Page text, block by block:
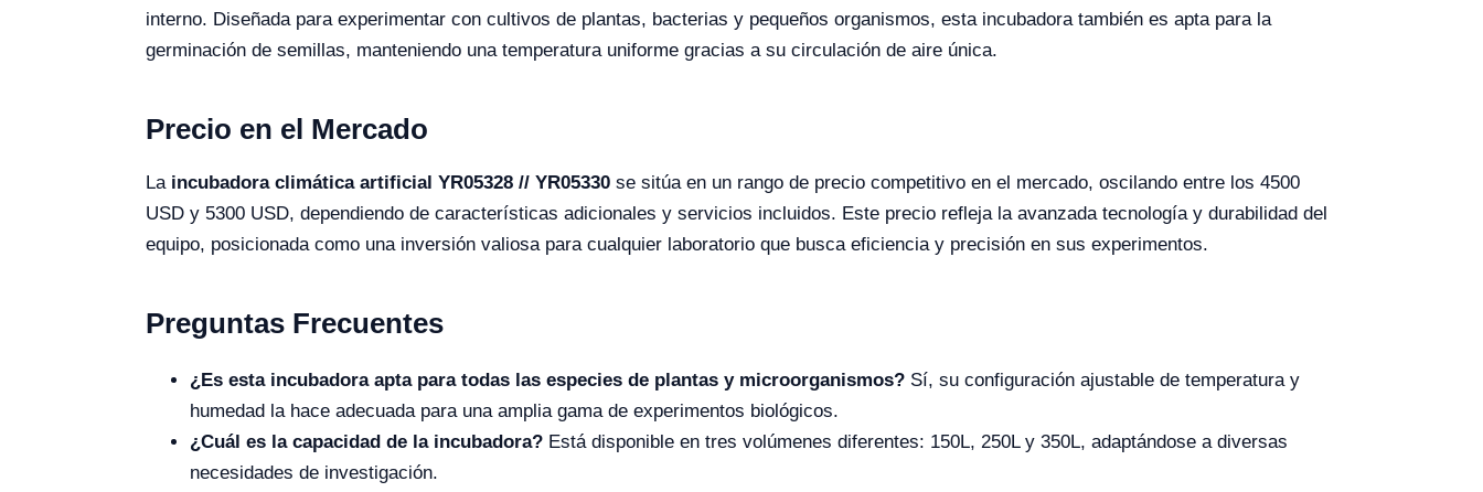
interno. Diseñada para experimentar con cultivos de plantas, bacterias y pequeños organismos, esta incubadora también es apta para la
germinación de semillas, manteniendo una temperatura uniforme gracias a su circulación de aire única.
Precio en el Mercado
La incubadora climática artificial YR05328 // YR05330 se sitúa en un rango de precio competitivo en el mercado, oscilando entre los 4500
USD y 5300 USD, dependiendo de características adicionales y servicios incluidos. Este precio refleja la avanzada tecnología y durabilidad del
equipo, posicionada como una inversión valiosa para cualquier laboratorio que busca eficiencia y precisión en sus experimentos.
Preguntas Frecuentes
¿Es esta incubadora apta para todas las especies de plantas y microorganismos? Sí, su configuración ajustable de temperatura y
humedad la hace adecuada para una amplia gama de experimentos biológicos.
¿Cuál es la capacidad de la incubadora? Está disponible en tres volúmenes diferentes: 150L, 250L y 350L, adaptándose a diversas
necesidades de investigación.